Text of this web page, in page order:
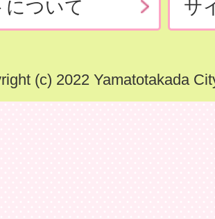
について サ
(c) 2022 Yamatotakada